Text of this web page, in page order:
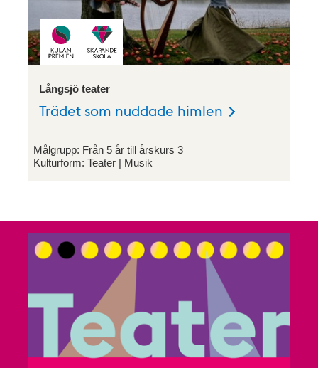
Långsjö teater
Trädet som nuddade himlen
Målgrupp: Från 5 år till årskurs 3
Kulturform: Teater Musik